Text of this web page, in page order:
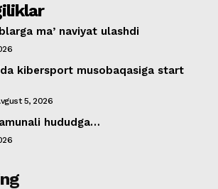
maʼnaviyat ulashdi
kibersport musobaqasiga start
5, 2026
hududga…